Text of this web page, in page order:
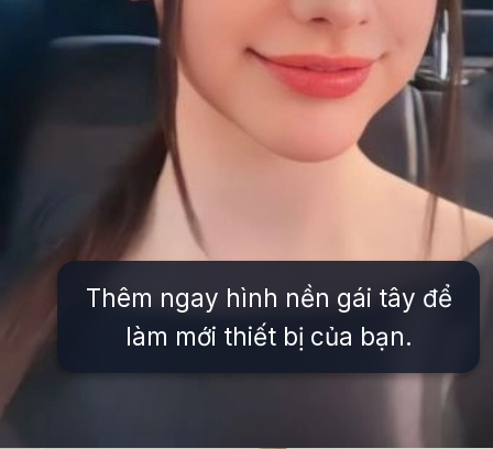
Thêm ngay hình nền gái tây để
làm mới thiết bị của bạn.